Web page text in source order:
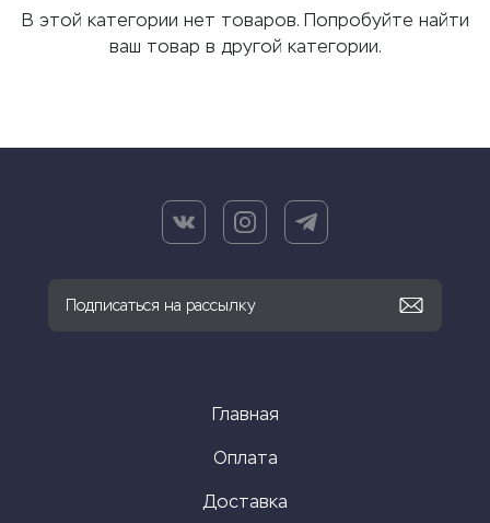
В этой категории нет товаров. Попробуйте найти
ваш товар в другой категории.
Главная
Оплата
Доставка